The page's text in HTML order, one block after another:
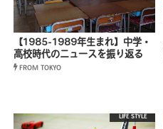
【1985-1989年生まれ】中学・
高校時代のニュースを振り返る
FROM TOKYO
LIFE STYLE